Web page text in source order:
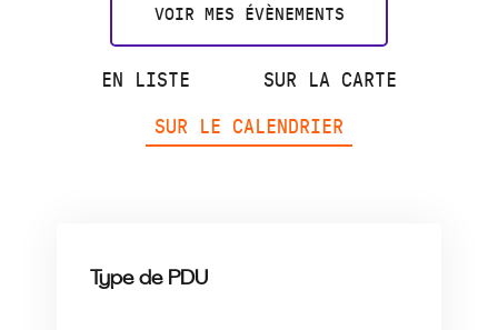
VOIR MES ÉVÈNEMENTS
EN LISTE
SUR LA CARTE
SUR LE CALENDRIER
Type de PDU